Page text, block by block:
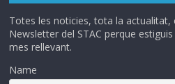
Totes les noticies, tota la actualitat,
Newsletter del STAC perque
mes rellevant.
Name